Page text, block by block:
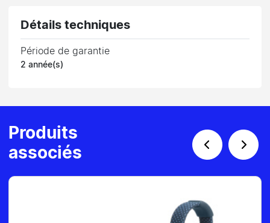
Détails techniques
Période de garantie
2 année(s)
Produits
associés